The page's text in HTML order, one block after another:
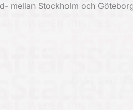
mellan Stockholm och